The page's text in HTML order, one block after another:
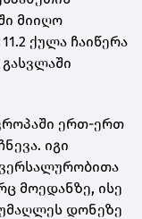
მიიღო
ქულა ჩაიწერა
ერთ-ერთ
იგი
მოედანზე, ისე
დონეზე